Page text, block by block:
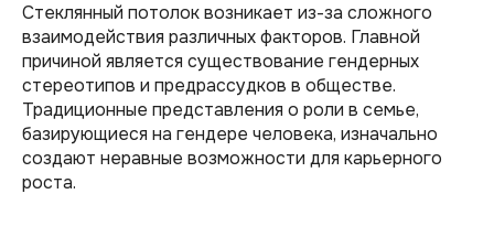
Стеклянный потолок возникает из-за сложного
взаимодействия различных факторов. Главной
причиной является существование гендерных
стереотипов и предрассудков в обществе.
Традиционные представления о роли в семье,
базирующиеся на гендере человека, изначально
создают неравные возможности для карьерного
роста.